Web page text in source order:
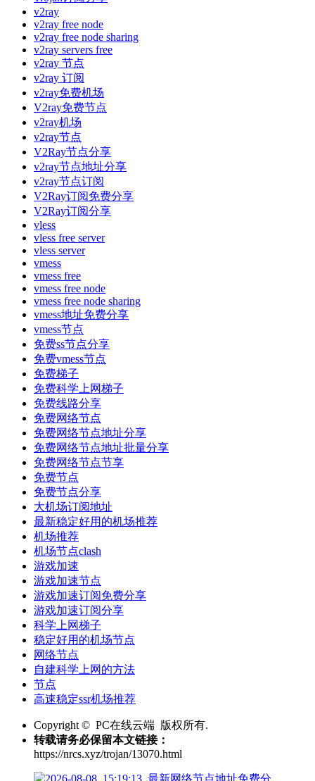
v2ray
v2ray free node
v2ray free node sharing
v2ray servers free
v2ray 节点
v2ray 订阅
v2ray免费机场
V2ray免费节点
v2ray机场
v2ray节点
V2Ray节点分享
v2ray节点地址分享
v2ray节点订阅
V2Ray订阅免费分享
V2Ray订阅分享
vless
vless free server
vless server
vmess
vmess free
vmess free node
vmess free node sharing
vmess地址免费分享
vmess节点
免费ss节点分享
免费vmess节点
免费梯子
免费科学上网梯子
免费线路分享
免费网络节点
免费网络节点地址分享
免费网络节点地址批量分享
免费网络节点节享
免费节点
免费节点分享
大机场订阅地址
最新稳定好用的机场推荐
机场推荐
机场节点clash
游戏加速
游戏加速节点
游戏加速订阅免费分享
游戏加速订阅分享
科学上网梯子
稳定好用的机场节点
网络节点
自建科学上网的方法
节点
高速稳定ssr机场推荐
Copyright © PC在线云端 版权所有.
转载请务必保留本文链接：
https://nrcs.xyz/trojan/13070.html